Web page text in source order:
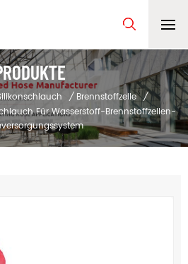
/ Brennstoffzelle /
Für Wasserstoff-Brennstoffzellen-